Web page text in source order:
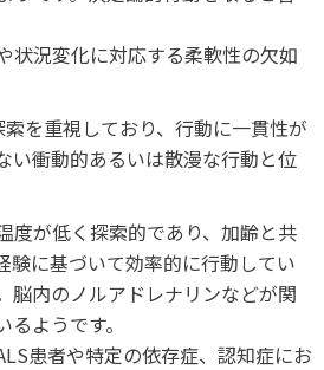
状況変化に対応する柔軟性の欠如
を重視しており、行動に一貫性が
い衝動的あるいは散漫な行動と位
度が低く探索的であり、加齢と共
験に基づいて効率的に行動してい
脳内のノルアドレナリンなどが関
ようです。
患者や特定の依存症、認知症にお